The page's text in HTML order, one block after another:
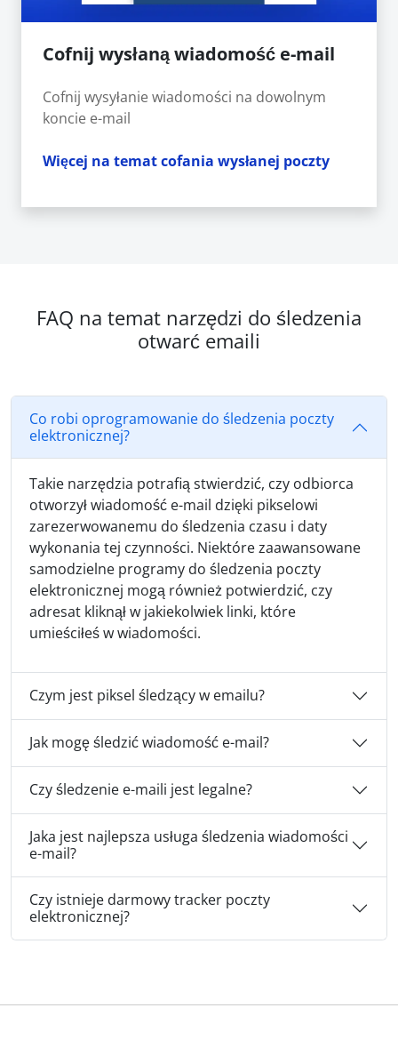
Cofnij wysłaną wiadomość e-mail
Cofnij wysyłanie wiadomości na dowolnym
koncie e-mail
Więcej na temat cofania wysłanej poczty
FAQ na temat narzędzi do śledzenia
otwarć emaili
Co robi oprogramowanie do śledzenia poczty
elektronicznej?
Takie narzędzia potrafią stwierdzić, czy odbiorca
otworzył wiadomość e-mail dzięki pikselowi
zarezerwowanemu do śledzenia czasu i daty
wykonania tej czynności. Niektóre zaawansowane
samodzielne programy do śledzenia poczty
elektronicznej mogą również potwierdzić, czy
adresat kliknął w jakiekolwiek linki, które
umieściłeś w wiadomości.
Czym jest piksel śledzący w emailu?
Jak mogę śledzić wiadomość e-mail?
Czy śledzenie e-maili jest legalne?
Jaka jest najlepsza usługa śledzenia wiadomości
e-mail?
Czy istnieje darmowy tracker poczty
elektronicznej?